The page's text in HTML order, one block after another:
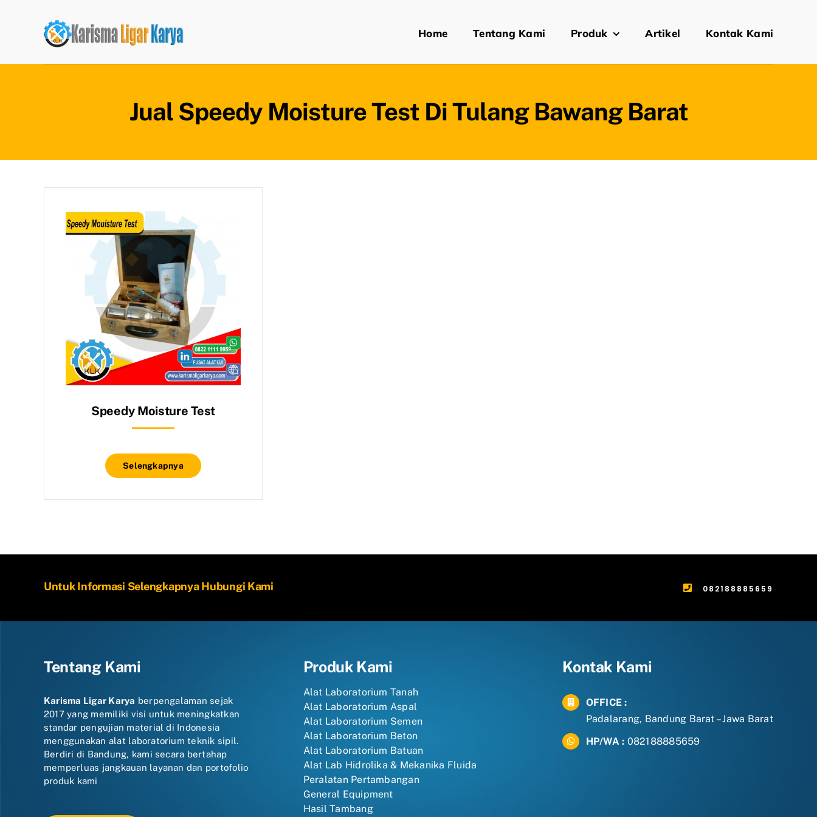
Home Tentang Kami Produk Artikel Kontak Kami
Jual Speedy Moisture Test Di Tulang Bawang Barat
Speedy Moisture Test
Selengkapnya
Untuk Informasi Selengkapnya Hubungi Kami 082188885659
Tentang Kami
Karisma Ligar Karya berpengalaman sejak
2017 yang memiliki visi untuk meningkatkan
standar pengujian material di Indonesia
menggunakan alat laboratorium teknik sipil.
Berdiri di Bandung, kami secara bertahap
memperluas jangkauan layanan dan portofolio
produk kami
Produk Kami
Alat Laboratorium Tanah
Alat Laboratorium Aspal
Alat Laboratorium Semen
Alat Laboratorium Beton
Alat Laboratorium Batuan
Alat Lab Hidrolika & Mekanika Fluida
Peralatan Pertambangan
General Equipment
Hasil Tambang
Kontak Kami
OFFICE :
Padalarang, Bandung Barat – Jawa Barat
HP/WA : 082188885659